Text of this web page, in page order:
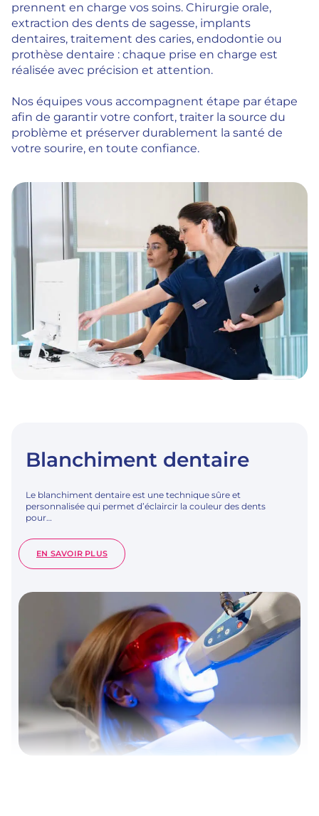
prennent en charge vos soins. Chirurgie orale,
extraction des dents de sagesse, implants
dentaires, traitement des caries, endodontie ou
prothèse dentaire : chaque prise en charge est
réalisée avec précision et attention.
Nos équipes vous accompagnent étape par étape
afin de garantir votre confort, traiter la source du
problème et préserver durablement la santé de
votre sourire, en toute confiance.
Blanchiment dentaire
Le blanchiment dentaire est une technique sûre et
personnalisée qui permet d’éclaircir la couleur des dents
pour…
EN SAVOIR PLUS:
BLANCHIMENT